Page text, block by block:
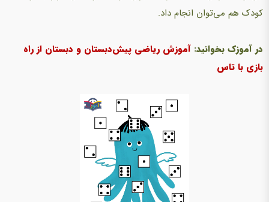
کودک هم می‌توان انجام داد.
در آموزک بخوانید: آموزش ریاضی پیش‌دبستان و دبستان از راه
بازی با تاس